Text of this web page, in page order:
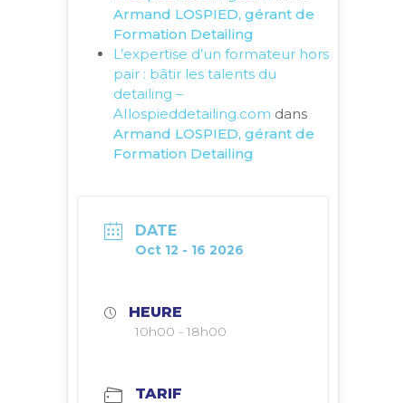
Armand LOSPIED, gérant de
Formation Detailing
L’expertise d’un formateur hors
pair : bâtir les talents du
detailing –
AIlospieddetailing.com dans
Armand LOSPIED, gérant de
Formation Detailing
DATE
Oct 12 - 16 2026
HEURE
10h00 - 18h00
TARIF